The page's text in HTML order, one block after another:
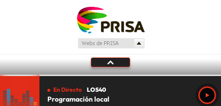
En Directo LOS40
Programación local